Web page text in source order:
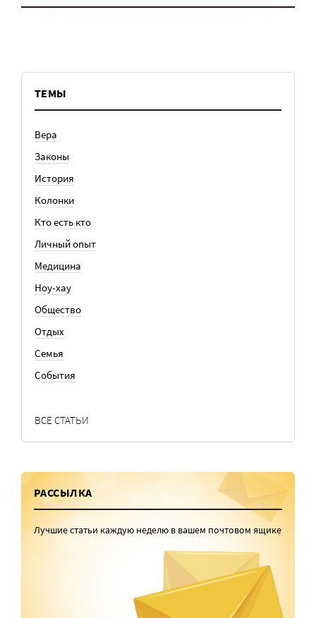
ТЕМЫ
Вера
Законы
История
Колонки
Кто есть кто
Личный опыт
Медицина
Ноу-хау
Общество
Отдых
Семья
События
ВСЕ СТАТЬИ
РАССЫЛКА
Лучшие статьи каждую неделю в вашем почтовом ящике